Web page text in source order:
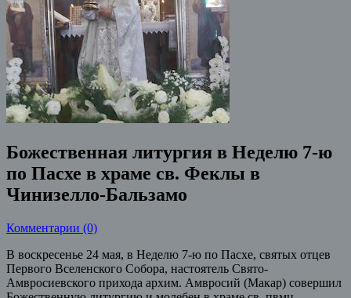
Божественная литургия в Неделю 7-ю
по Пасхе в храме св. Феклы в
Чинизелло-Бальзамо
Комментарии (0)
В воскресенье 24 мая, в Неделю 7-ю по Пасхе, святых отцев
Первого Вселенского Собора, настоятель Свято-
Амвросиевского прихода архим. Амвросий (Макар) совершил